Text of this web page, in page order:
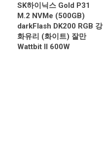
SK하이닉스 Gold P31
M.2 NVMe (500GB)
darkFlash DK200 RGB 강
화유리 (화이트) 잘만
Wattbit II 600W